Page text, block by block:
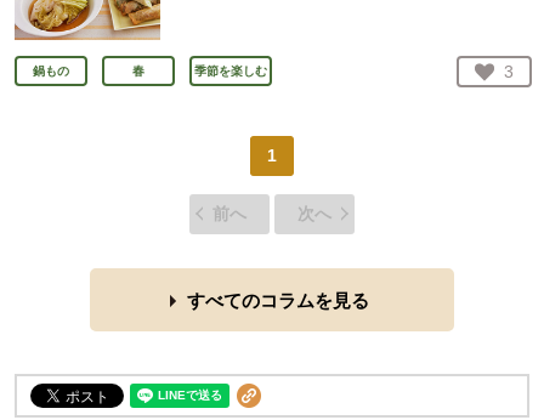
鍋もの 春 季節を楽しむ お気
3
人
1
前へ 次へ
すべてのコラムを見る